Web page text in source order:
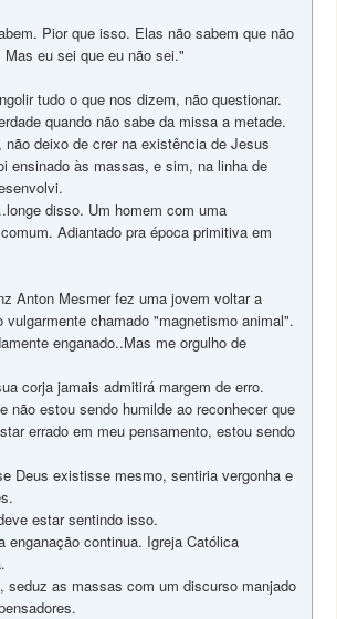
Pior que isso. Elas não sabem que não
eu sei que eu não sei."
tudo o que nos dizem, não questionar.
quando não sabe da missa a metade.
não deixo de crer na existência de Jesus
ensinado às massas, e sim, na linha de
disso. Um homem com uma
Adiantado pra época primitiva em
Anton Mesmer fez uma jovem voltar a
vulgarmente chamado "magnetismo animal".
enganado..Mas me orgulho de
corja jamais admitirá margem de erro.
não estou sendo humilde ao reconhecer que
errado em meu pensamento, estou sendo
Deus existisse mesmo, sentiria vergonha e
estar sentindo isso.
enganação continua. Igreja Católica
seduz as massas com um discurso manjado